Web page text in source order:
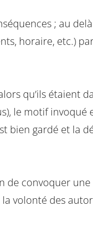
; au
horaire, etc.)
qu’ils étaient
le motif invoqué
bien gardé et la
de convoquer
volonté des